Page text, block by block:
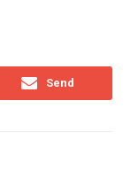
Send